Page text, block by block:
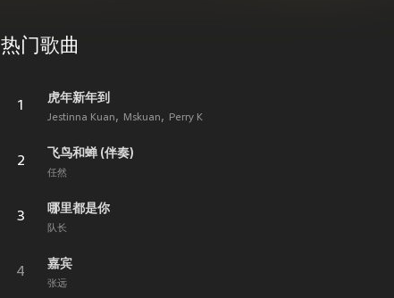
热门歌曲
1
虎年新年到
Jestinna Kuan Mskuan Perry K
2
飞鸟和蝉 (伴奏)
任然
3
哪里都是你
队长
4
嘉宾
张远